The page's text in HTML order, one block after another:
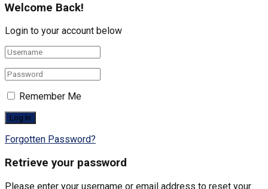
Welcome Back!
Login to your account below
Remember Me
Forgotten Password?
Retrieve your password
Please enter your username or email address to reset your